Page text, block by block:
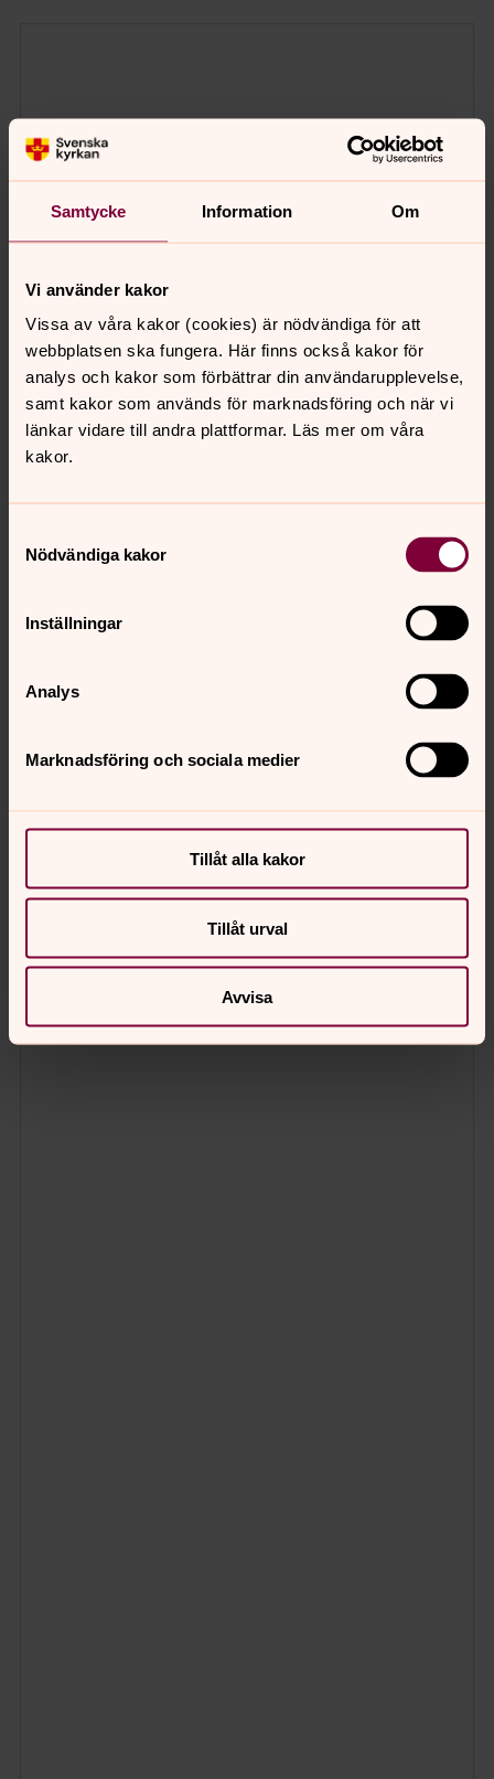
Samtycke Information Om
Vi använder kakor
Vissa av våra kakor (cookies) är nödvändiga för att
webbplatsen ska fungera. Här finns också kakor för
analys och kakor som förbättrar din användarupplevelse,
samt kakor som används för marknadsföring och när vi
länkar vidare till andra plattformar. Läs mer om våra
kakor.
Nödvändiga kakor
Inställningar
Analys
Marknadsföring och sociala medier
Tillåt alla kakor
Tillåt urval
Avvisa